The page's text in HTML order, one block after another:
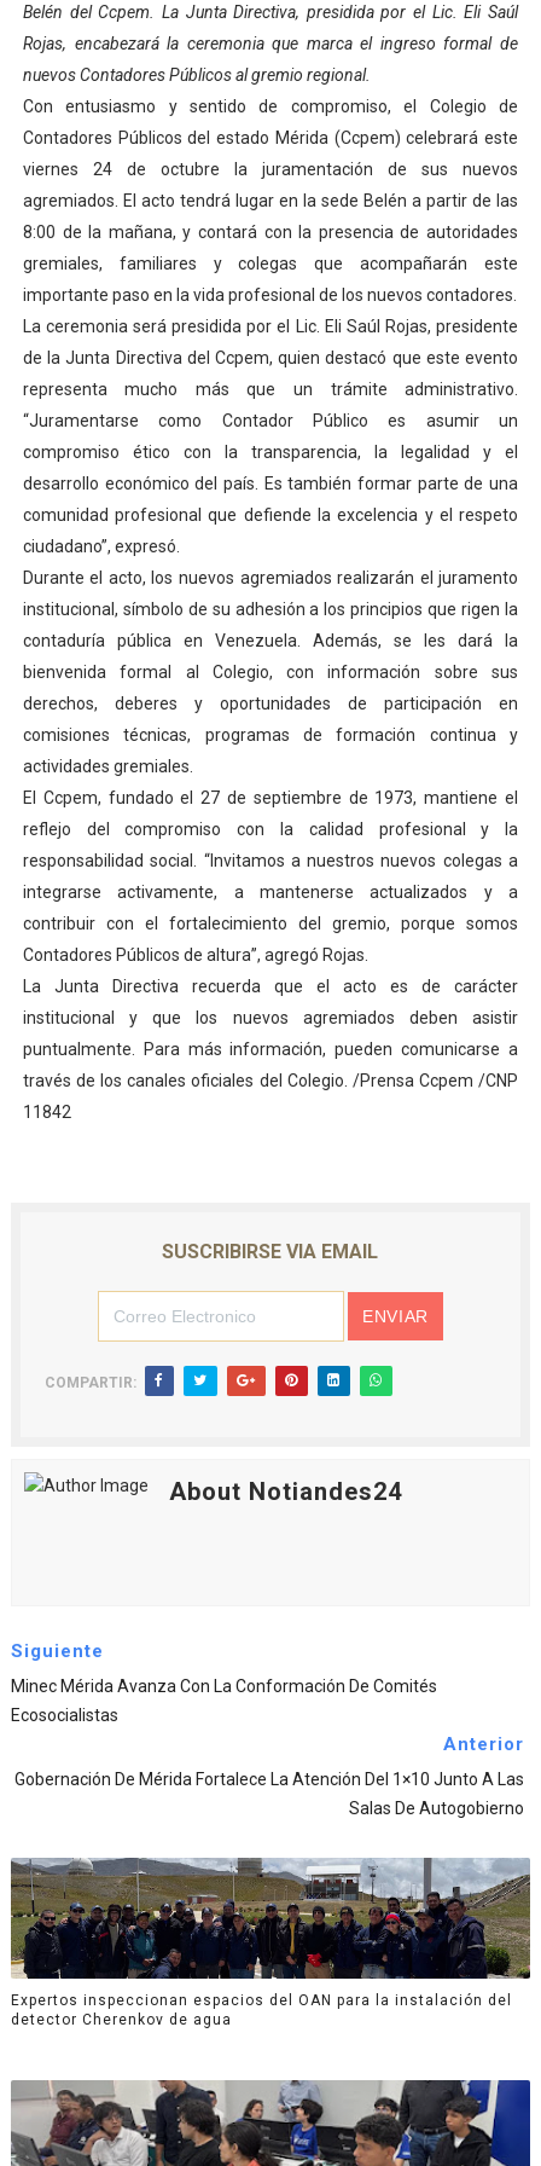
El Lactario del Iahula celebra la Semana Mundial de la
Plan Vacacional "Venezuela Ríe 2026" brinda
Iniciación al yoga reúne a diversos clubes deportivos
Mincomunas impulsa el autogobierno en Mérida con
Expertos inspeccionan espacios del OAN para la
Belén del Ccpem. La Junta Directiva, presidida por el Lic. Eli Saúl
Rojas, encabezará la ceremonia que marca el ingreso formal de
nuevos Contadores Públicos al gremio regional.
Con entusiasmo y sentido de compromiso, el Colegio de
Contadores Públicos del estado Mérida (Ccpem) celebrará este
viernes 24 de octubre la juramentación de sus nuevos
agremiados. El acto tendrá lugar en la sede Belén a partir de las
8:00 de la mañana, y contará con la presencia de autoridades
gremiales, familiares y colegas que acompañarán este
importante paso en la vida profesional de los nuevos contadores.
La ceremonia será presidida por el Lic. Eli Saúl Rojas, presidente
de la Junta Directiva del Ccpem, quien destacó que este evento
representa mucho más que un trámite administrativo.
“Juramentarse como Contador Público es asumir un
compromiso ético con la transparencia, la legalidad y el
desarrollo económico del país. Es también formar parte de una
comunidad profesional que defiende la excelencia y el respeto
ciudadano”, expresó.
Durante el acto, los nuevos agremiados realizarán el juramento
institucional, símbolo de su adhesión a los principios que rigen la
contaduría pública en Venezuela. Además, se les dará la
bienvenida formal al Colegio, con información sobre sus
derechos, deberes y oportunidades de participación en
comisiones técnicas, programas de formación continua y
actividades gremiales.
El Ccpem, fundado el 27 de septiembre de 1973, mantiene el
reflejo del compromiso con la calidad profesional y la
responsabilidad social. “Invitamos a nuestros nuevos colegas a
integrarse activamente, a mantenerse actualizados y a
contribuir con el fortalecimiento del gremio, porque somos
Contadores Públicos de altura”, agregó Rojas.
La Junta Directiva recuerda que el acto es de carácter
institucional y que los nuevos agremiados deben asistir
puntualmente. Para más información, pueden comunicarse a
través de los canales oficiales del Colegio. /Prensa Ccpem /CNP
11842
SUSCRIBIRSE VIA EMAIL
COMPARTIR:
About Notiandes24
Siguiente
Minec Mérida Avanza Con La Conformación De Comités
Ecosocialistas
Anterior
Gobernación De Mérida Fortalece La Atención Del 1×10 Junto A Las
Salas De Autogobierno
Expertos inspeccionan espacios del OAN para la instalación del
detector Cherenkov de agua